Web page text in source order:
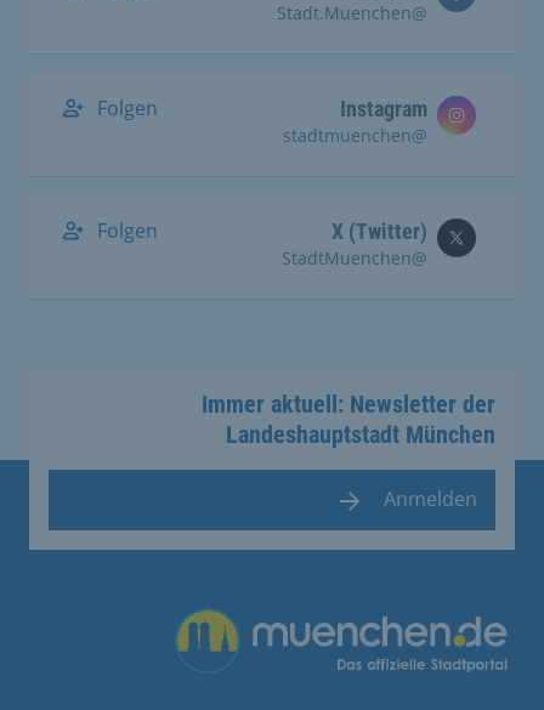
@Stadt.Muenchen
Instagram
@stadtmuenchen
Folgen
X (Twitter)
@StadtMuenchen
Folgen
Immer aktuell: Newsletter der
Landeshauptstadt München
Anmelden
Übergreifende Links